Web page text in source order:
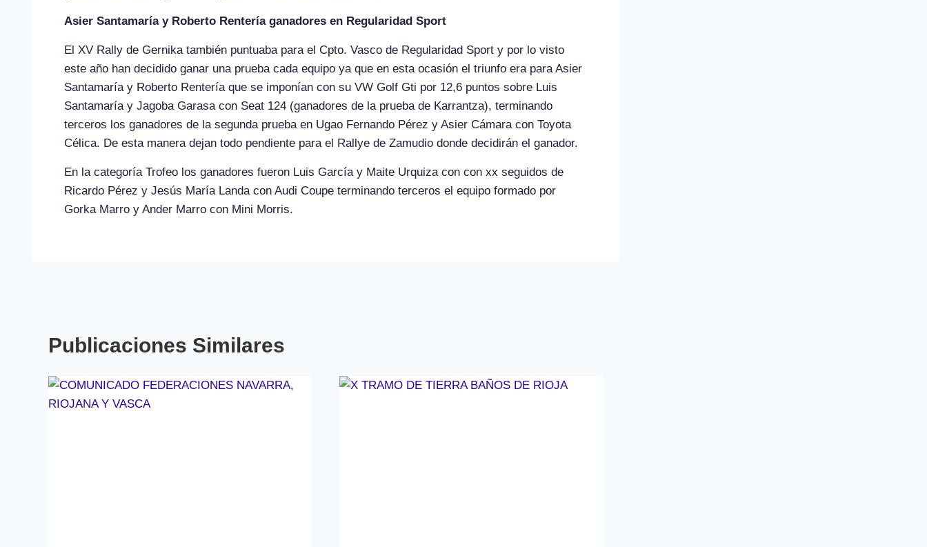
Asier Santamaría y Roberto Rentería ganadores en Regularidad Sport
El XV Rally de Gernika también puntuaba para el Cpto. Vasco de Regularidad Sport y por lo visto
este año han decidido ganar una prueba cada equipo ya que en esta ocasión el triunfo era para Asier
Santamaría y Roberto Rentería que se imponían con su VW Golf Gti por 12,6 puntos sobre Luis
Santamaría y Jagoba Garasa con Seat 124 (ganadores de la prueba de Karrantza), terminando
terceros los ganadores de la segunda prueba en Ugao Fernando Pérez y Asier Cámara con Toyota
Célica. De esta manera dejan todo pendiente para el Rallye de Zamudio donde decidirán el ganador.
En la categoría Trofeo los ganadores fueron Luis García y Maite Urquiza con con xx seguidos de
Ricardo Pérez y Jesús María Landa con Audi Coupe terminando terceros el equipo formado por
Gorka Marro y Ander Marro con Mini Morris.
Publicaciones Similares